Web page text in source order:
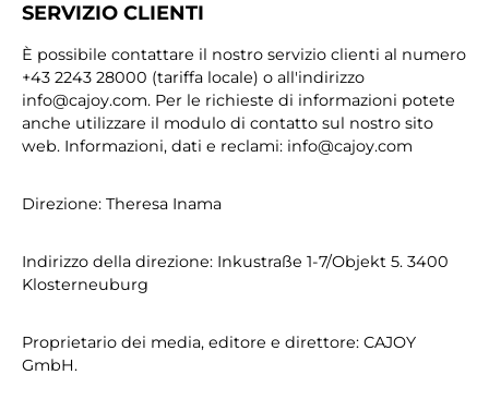
SERVIZIO CLIENTI
È possibile contattare il nostro servizio clienti al numero
+43 2243 28000 (tariffa locale) o all'indirizzo
info@cajoy.com. Per le richieste di informazioni potete
anche utilizzare il modulo di contatto sul nostro sito
web. Informazioni, dati e reclami: info@cajoy.com
Direzione: Theresa Inama
Indirizzo della direzione: Inkustraße 1-7/Objekt 5. 3400
Klosterneuburg
Proprietario dei media, editore e direttore: CAJOY
GmbH.